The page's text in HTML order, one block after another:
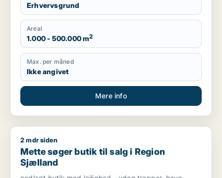
Erhvervsgrund
Areal
1.000 - 500.000 m2
Max. per måned
Ikke angivet
Mere info
Mette søger butik til salg i Region Sjælland
2 mdr siden
Mette søger butik til salg i Region
Sjælland